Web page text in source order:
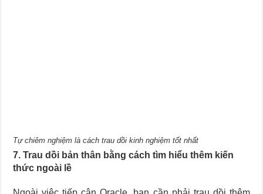
Tự chiêm nghiệm là cách trau dồi kinh nghiệm tốt nhất
7. Trau dồi bản thân bằng cách tìm hiểu thêm kiến
thức ngoài lề